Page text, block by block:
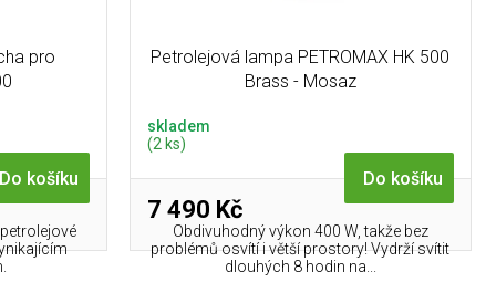
pro
Do košíku
Petrolejová lampa PETROMAX HK 500
Brass - Mosaz
skladem
(2 ks)
7 490 Kč
Do košíku
Obdivuhodný výkon 400 W, takže bez
problémů osvítí i větší prostory! Vydrží svítit
dlouhých 8 hodin na...